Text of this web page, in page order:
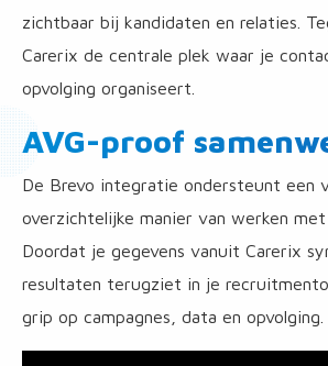
zichtbaar bij kandidaten en relaties.
Carerix de centrale plek waar je
opvolging organiseert.
AVG-proof
De Brevo integratie ondersteunt een
overzichtelijke manier van werken
Doordat je gegevens vanuit Carerix
resultaten terugziet in je
grip op campagnes, data en opvolging.